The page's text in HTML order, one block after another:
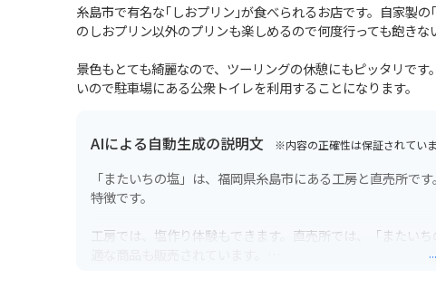
糸島市で有名な｢しおプリン｣が食べられるお店です。自家製
のしおプリン以外のプリンも楽しめるので何度行っても飽きな
景色もとても綺麗なので、ツーリングの休憩にもピッタリで
いので駐車場にある公衆トイレを利用することになります。
AIによる自動生成の説明文 ※内容の正確性は保証されていま
「またいちの塩」は、福岡県糸島市にある工房と直売所で
特徴です。
工房では、塩作り体験もできます。直売所では、「またい